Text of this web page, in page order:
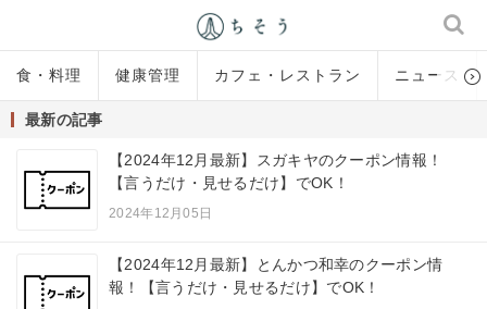
食・料理 健康管理 カフェ・レストラン ニュース
最新の記事
【2024年12月最新】スガキヤのクーポン情報！
【言うだけ・見せるだけ】でOK！
2024年12月05日
【2024年12月最新】とんかつ和幸のクーポン情
報！【言うだけ・見せるだけ】でOK！